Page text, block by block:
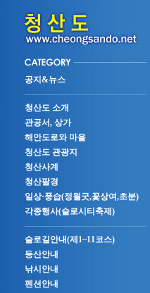
공지&뉴스
청산도 소개
관공서, 상가
해안도로와 마을
청산도 관광지
청산사계
청산팔경
일상·풍습(정월굿,꽃상여,초분)
각종행사(슬로시티축제)
슬로길안내(제1~11코스)
등산안내
낚시안내
펜션안내